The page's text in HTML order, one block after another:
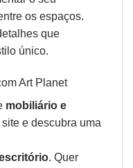
os espaços.
que
único.
Art Planet
mobiliário e
e descubra uma
. Quer